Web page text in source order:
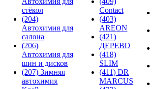
стёкол
(204)
Автохимия для
салона
(206)
Автохимия для
шин и дисков
(207) Зимняя
автохимия
Contact
(403)
AREON
(421)
ДЕРЕВО
(418)
SLIM
(411) DR
MARCUS